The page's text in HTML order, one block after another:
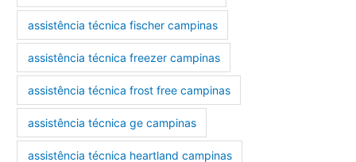
assistência técnica fischer campinas
assistência técnica freezer campinas
assistência técnica frost free campinas
assistência técnica ge campinas
assistência técnica heartland campinas